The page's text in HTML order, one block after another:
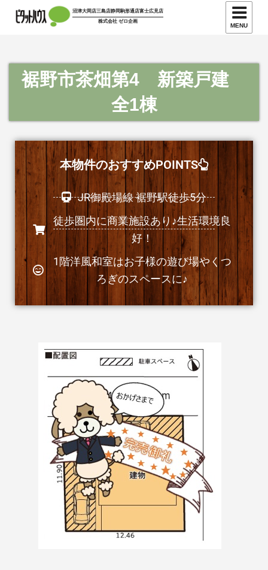
沼津大岡店三島店静岡駒形通店富士広見店
株式会社 ゼロ企画
MENU
裾野市茶畑第4 新築戸建
全1棟
本物件のおすすめPOINTS
JR御殿場線 裾野駅徒歩5分
徒歩圏内に商業施設あり♪生活環境良
好！
1階洋風和室はお子様の遊び場やくつ
ろぎのスペースに♪